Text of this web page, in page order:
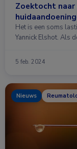
Zoektocht
Het is een soms
Yannick Elshot. Als
5 feb. 2024
Nieuws